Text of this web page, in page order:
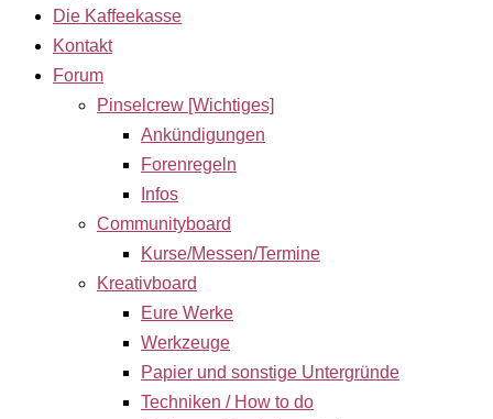
Die Kaffeekasse
Kontakt
Forum
Pinselcrew [Wichtiges]
Ankündigungen
Forenregeln
Infos
Communityboard
Kurse/Messen/Termine
Kreativboard
Eure Werke
Werkzeuge
Papier und sonstige Untergründe
Techniken / How to do